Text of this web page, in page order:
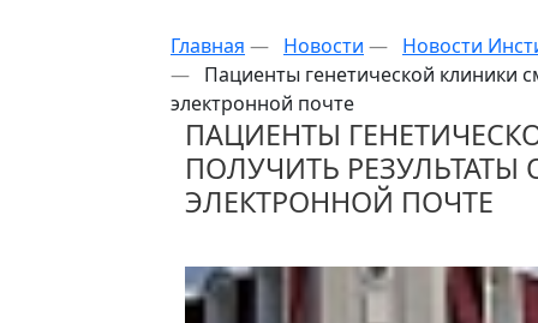
Главная — Новости — Новости
— Пациенты генетической клиники
электронной почте
ПАЦИЕНТЫ
ПОЛУЧИТЬ
ЭЛЕКТРОННОЙ ПОЧТЕ